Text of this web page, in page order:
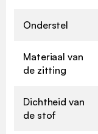
Onderstel
Materiaal van
de zitting
Dichtheid van
de stof